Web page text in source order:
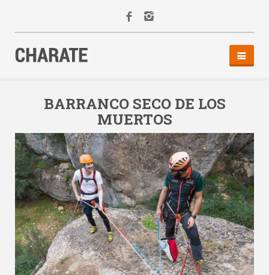
AGENDA
ALQUILER
EQUIPO
CONTACTO
BARRANCO SECO DE LOS
MUERTOS